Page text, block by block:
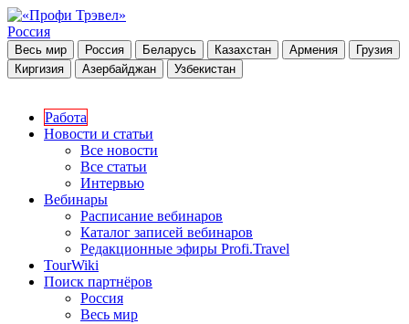
Россия
Весь мир Россия Беларусь Казахстан Армения
Грузия
Киргизия
Азербайджан Узбекистан
Работа
Новости и статьи
Все новости
Все статьи
Интервью
Вебинары
Расписание вебинаров
Каталог записей вебинаров
Редакционные эфиры Profi.Travel
TourWiki
Поиск партнёров
Россия
Весь мир